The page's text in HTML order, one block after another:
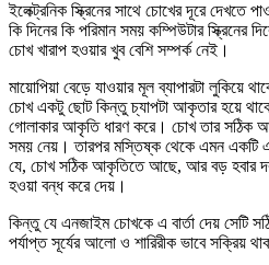
ইলেক্ট্রনিক স্ক্রিনের সাথে চোখের দূরে দেখতে
কি দিনের কি পরিমান সময় কম্পিউটার স্ক্রিনের
চোখ খারাপ হওয়ার খুব বেশি সম্পর্ক নেই।
মায়োপিয়া বেড়ে যাওয়ার মূল ব্যাপারটা লুকিয়ে
চোখ একটু ছোট কিন্তু চ্যাপটা আকৃতার হয়ে
গোলাকার আকৃতি ধারণ করে। চোখ তার সঠিক
সময় নেয়। তারপর মস্তিষ্ক থেকে এমন একটি
যে, চোখ সঠিক আকৃতিতে আছে, আর বড় হবার
হওয়া বন্ধ করে দেয়।
কিন্তু যে এনজাইম চোখকে এ বার্তা দেয় সেটি
পর্যাপ্ত সূর্যের আলো ও শারিরীক ভাবে সক্রিয়